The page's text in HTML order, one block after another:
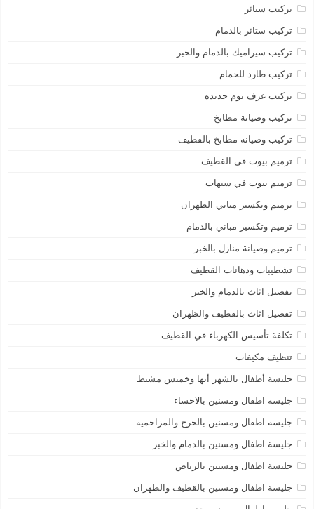
تركيب ستائر
تركيب ستائر بالدمام
تركيب سيراميك بالدمام والخبر
تركيب طارد للحمام
تركيب غرف نوم جديده
تركيب وصيانة مطابخ
تركيب وصيانة مطابخ بالقطيف
ترميم بيوت في القطيف
ترميم بيوت في سيهات
ترميم وتكسير مباني الظهران
ترميم وتكسير مباني بالدمام
ترميم وصيانة منازل بالخبر
تشطيبات ودهانات القطيف
تفصيل اثاث بالدمام والخبر
تفصيل اثاث بالقطيف والظهران
تكلفة تأسيس الكهرباء في القطيف
تنظيف مكيفات
جليسة أطفال بالشهر أبها وخميس مشيط
جليسة اطفال ومسنين بالاحساء
جليسة اطفال ومسنين بالخرج والمزاحمية
جليسة اطفال ومسنين بالدمام والخبر
جليسة اطفال ومسنين بالرياض
جليسة اطفال ومسنين بالقطيف والظهران